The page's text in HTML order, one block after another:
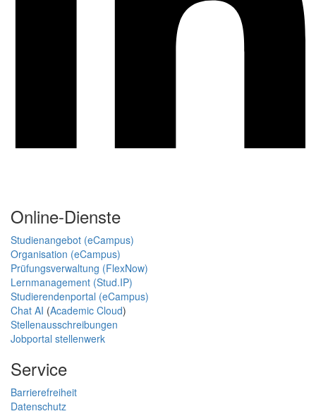
Online-Dienste
Studienangebot (eCampus)
Organisation (eCampus)
Prüfungsverwaltung (FlexNow)
Lernmanagement (Stud.IP)
Studierendenportal (eCampus)
Chat AI (Academic Cloud)
Stellenausschreibungen
Jobportal stellenwerk
Service
Barrierefreiheit
Datenschutz